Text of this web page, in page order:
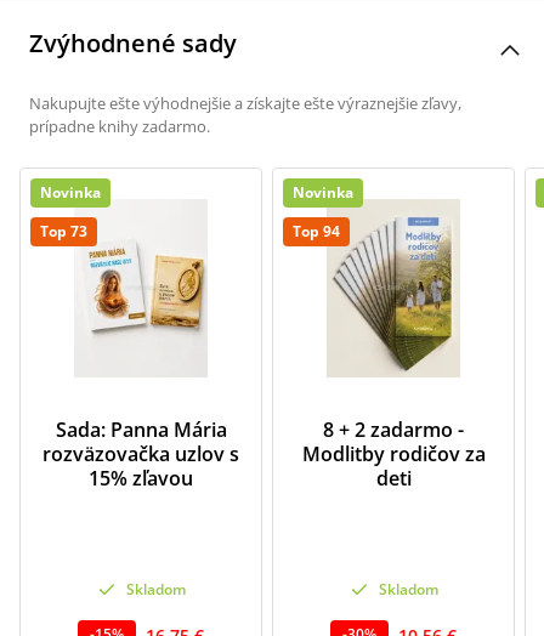
Zvýhodnené sady
Nakupujte ešte výhodnejšie a získajte ešte výraznejšie zľavy,
prípadne knihy zadarmo.
Novinka
Top 73
Sada: Panna Mária
rozväzovačka uzlov s
15% zľavou
Skladom
Novinka
Top 94
8 + 2 zadarmo -
Modlitby rodičov za
deti
Skladom